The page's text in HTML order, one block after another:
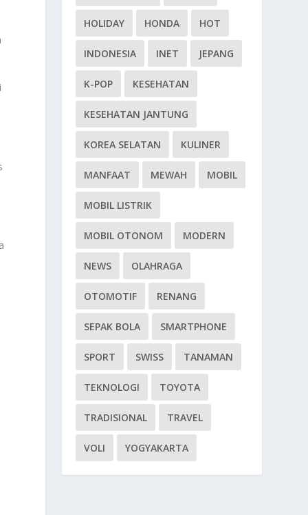
HOLIDAY HONDA HOT
INDONESIA INET JEPANG
K-POP KESEHATAN
KESEHATAN JANTUNG
KOREA SELATAN KULINER
MANFAAT MEWAH MOBIL
MOBIL LISTRIK
MOBIL OTONOM MODERN
NEWS OLAHRAGA
OTOMOTIF RENANG
SEPAK BOLA SMARTPHONE
SPORT SWISS TANAMAN
TEKNOLOGI TOYOTA
TRADISIONAL TRAVEL
VOLI YOGYAKARTA